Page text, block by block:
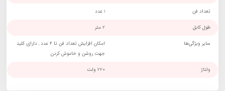
تعداد فن 1 عدد
طول کابل 2 متر
سایر ویژگی‌ها
امکان افزایش تعداد فن تا 4 عدد , دارای کلید
جهت روشن و خاموش کردن
ولتاژ 220 ولت